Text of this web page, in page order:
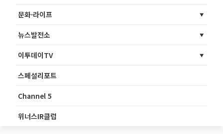
문화·라이프
뉴스발전소
이투데이TV
스페셜리포트
Channel 5
위너스IR클럽